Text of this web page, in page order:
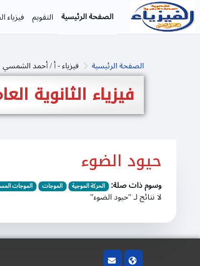
تخطى إلى المحتوى الرئيسي
الصفحة الرئيسية التقويم فيزياء
الصفحة الرئيسية فيزياء - أ / أحمد الشمسي
فيزياء الثانوية
حيود الضوء
وسوم ذات صلة: الحركة الموجية الموجات الموجات
لا نتائج لـ "حيود الضوء"